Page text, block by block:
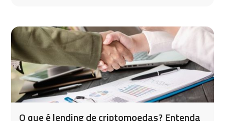
O que é lending de criptomoedas? Entenda